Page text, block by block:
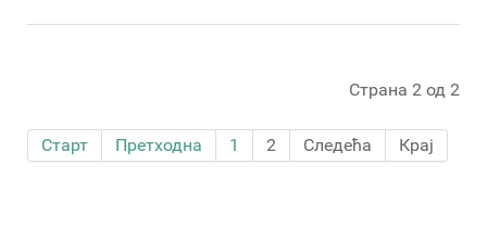
Страна 2 од 2
Старт Претходна 1 2 Следећа Крај